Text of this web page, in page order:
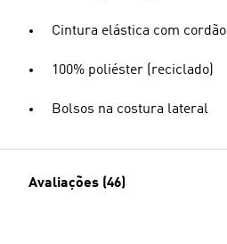
Cintura elástica com cordão
100% poliéster (reciclado)
Bolsos na costura lateral
Avaliações (46)